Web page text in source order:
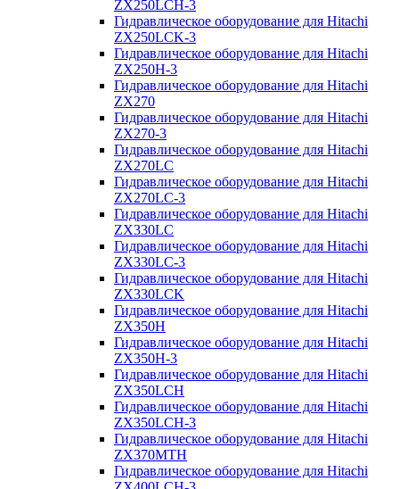
ZX250LCH-3
Гидравлическое оборудование для Hitachi
ZX250LCK-3
Гидравлическое оборудование для Hitachi
ZX250Н-3
Гидравлическое оборудование для Hitachi
ZX270
Гидравлическое оборудование для Hitachi
ZX270-3
Гидравлическое оборудование для Hitachi
ZX270LC
Гидравлическое оборудование для Hitachi
ZX270LC-3
Гидравлическое оборудование для Hitachi
ZX330LC
Гидравлическое оборудование для Hitachi
ZX330LC-3
Гидравлическое оборудование для Hitachi
ZX330LCK
Гидравлическое оборудование для Hitachi
ZX350H
Гидравлическое оборудование для Hitachi
ZX350H-3
Гидравлическое оборудование для Hitachi
ZX350LCH
Гидравлическое оборудование для Hitachi
ZX350LCH-3
Гидравлическое оборудование для Hitachi
ZX370MTH
Гидравлическое оборудование для Hitachi